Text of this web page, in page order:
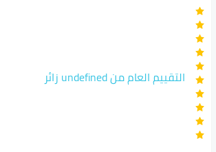
التقييم العام من undefined زائر